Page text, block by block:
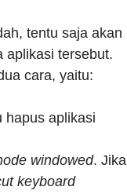
tentu saja akan
aplikasi tersebut.
cara, yaitu:
aplikasi
windowed. Jika
keyboard